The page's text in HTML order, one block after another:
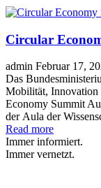
Circular
admin Februar 17,
Das
Mobilität, Innovation
Economy Summit
der Aula der
Read more
Immer informiert.
Immer vernetzt.